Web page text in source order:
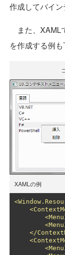
作成してバイン
また、XAML
を作成する例も
XAMLの例
</